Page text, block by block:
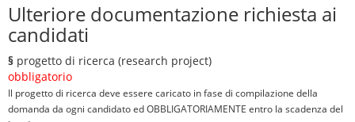
Ulteriore documentazione richiesta ai
candidati
§ progetto di ricerca (research project)
obbligatorio
Il progetto di ricerca deve essere caricato in fase di compilazione della
domanda da ogni candidato ed OBBLIGATORIAMENTE entro la scadenza del